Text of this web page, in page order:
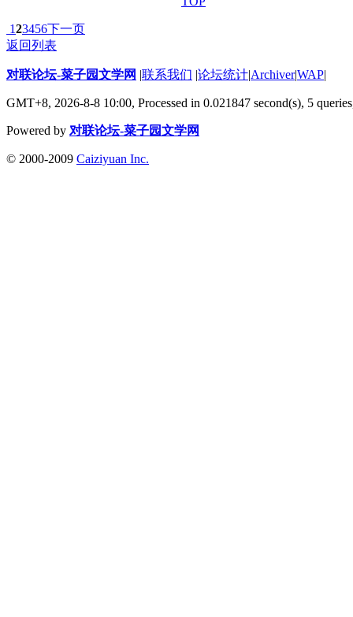
123456下一页
返回列表
对联论坛-菜子园文学网 |联系我们 |论坛统计|Archiver|WAP|
GMT+8, 2026-8-8 10:00, Processed in 0.021847 second(s), 5
Powered by 对联论坛-菜子园文学网
© 2000-2009 Caiziyuan Inc.